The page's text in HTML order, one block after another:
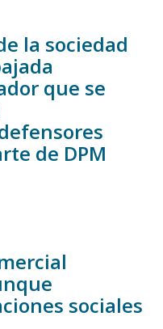
la sociedad
que se
de DPM
sociales